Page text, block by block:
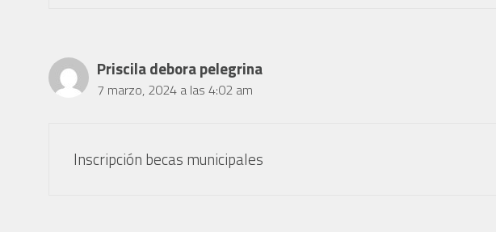
Priscila debora pelegrina
7 marzo, 2024 a las 4:02 am
Inscripción becas municipales